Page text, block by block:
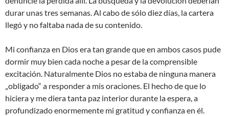
durar unas tres semanas. Al cabo de sólo diez días, la cartera
llegó y no faltaba nada de su contenido.
Mi confianza en Dios era tan grande que en ambos casos pude
dormir muy bien cada noche a pesar de la comprensible
excitación. Naturalmente Dios no estaba de ninguna manera
„obligado“ a responder a mis oraciones. El hecho de que lo
hiciera y me diera tanta paz interior durante la espera, a
profundizado enormemente mi gratitud y confianza en él.